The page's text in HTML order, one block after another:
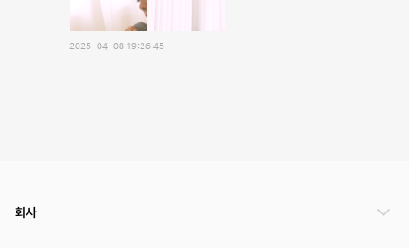
2025-04-08 19:26:45
회사